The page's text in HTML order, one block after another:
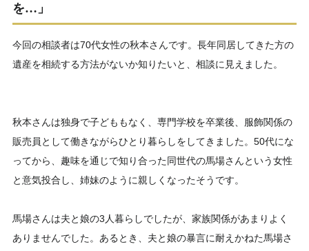
を…」
今回の相談者は70代女性の秋本さんです。長年同居してきた方の
遺産を相続する方法がないか知りたいと、相談に見えました。
秋本さんは独身で子どももなく、専門学校を卒業後、服飾関係の
販売員として働きながらひとり暮らしをしてきました。50代にな
ってから、趣味を通じで知り合った同世代の馬場さんという女性
と意気投合し、姉妹のように親しくなったそうです。
馬場さんは夫と娘の3人暮らしでしたが、家族関係があまりよく
ありませんでした。あるとき、夫と娘の暴言に耐えかねた馬場さ